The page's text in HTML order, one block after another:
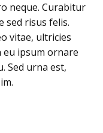
neque. Curabitur
sed risus felis.
vitae, ultricies
eu ipsum ornare
Sed urna est,